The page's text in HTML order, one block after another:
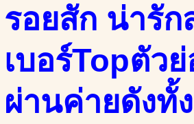
รอยสัก น่ารั
เบอร์Topตัว
ผ่านค่ายดังทั้